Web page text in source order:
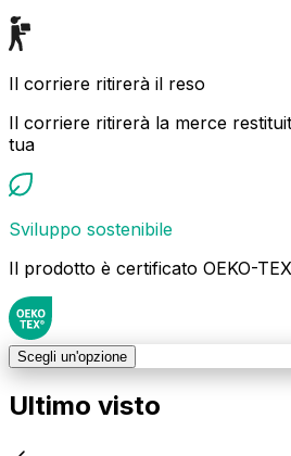
Il corriere ritirerà il reso
Il corriere ritirerà la merce
tua
Sviluppo sostenibile
Il prodotto è certificato OEKO-
Scegli un'opzione
Ultimo visto